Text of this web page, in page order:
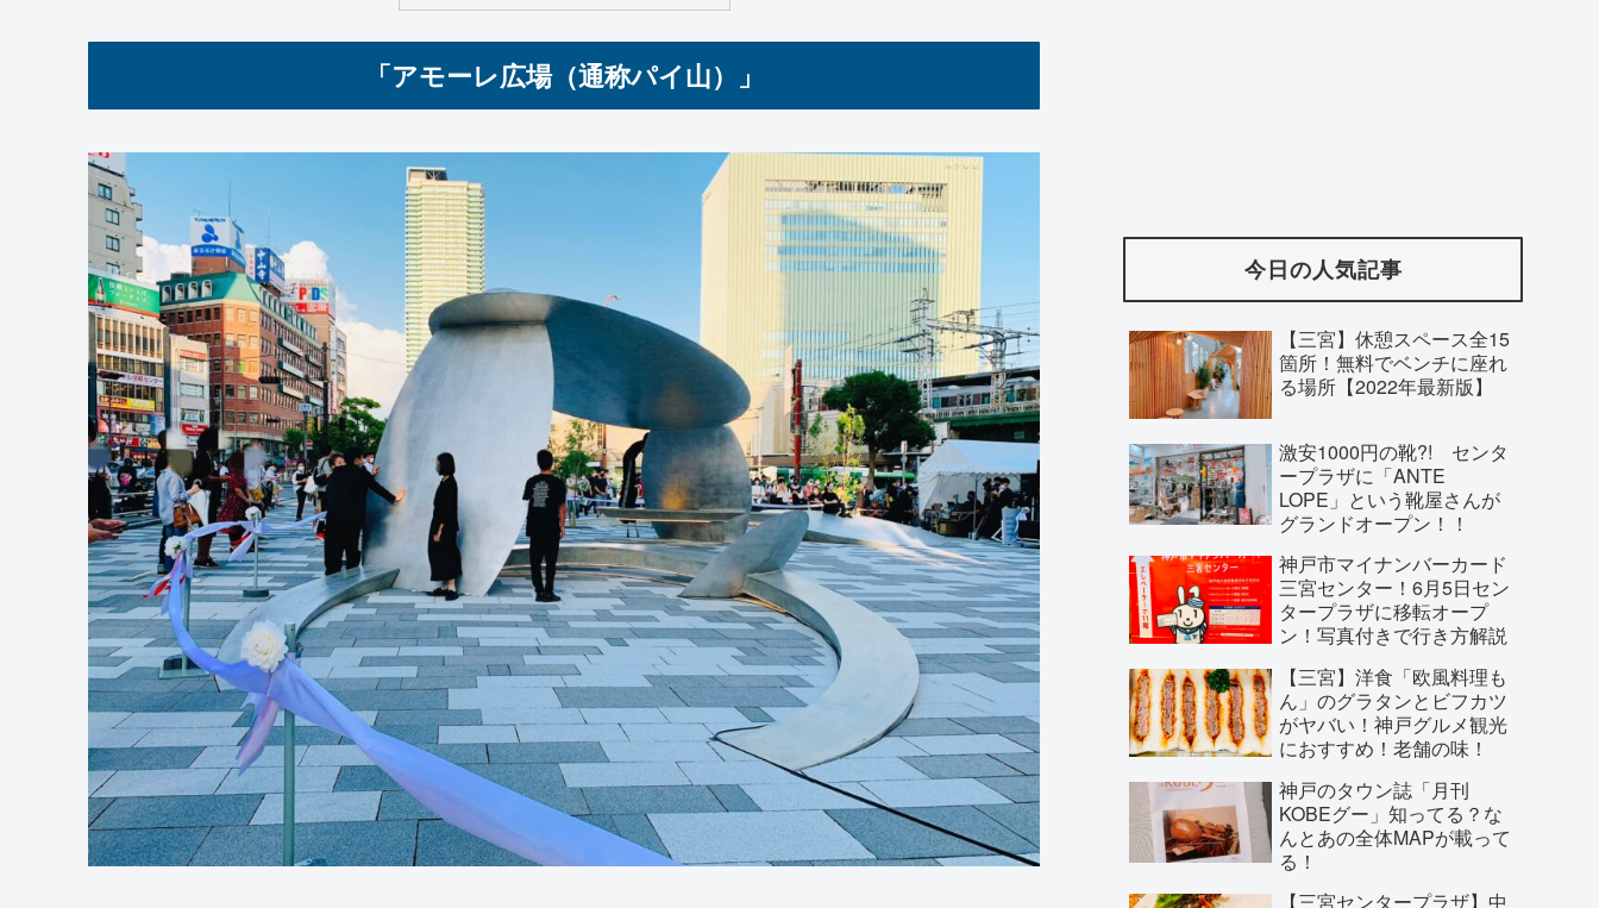
「アモーレ広場（通称パイ山）」
今日の人気記事
【三宮】休憩スペース全15
箇所！無料でベンチに座れ
る場所【2022年最新版】
激安1000円の靴?! センタ
ープラザに「ANTE
LOPE」という靴屋さんが
グランドオープン！！
神戸市マイナンバーカード
三宮センター！6月5日セン
タープラザに移転オープ
ン！写真付きで行き方解説
【三宮】洋食「欧風料理も
ん」のグラタンとビフカツ
がヤバい！神戸グルメ観光
におすすめ！老舗の味！
神戸のタウン誌「月刊
KOBEグー」知ってる？な
んとあの全体MAPが載って
る！
【三宮センタープラザ】中